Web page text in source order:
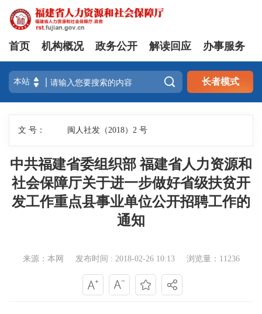
首页 机构概况 政务公开 解读回应 办事服务
 长者模式
文 号： 闽人社发（2018）2 号
中共福建省委组织部 福建省人力资源和
社会保障厅关于进一步做好省级扶贫开
发工作重点县事业单位公开招聘工作的
通知
来源：本网 发布时间 : 2018-02-26 10:13 浏览量：11236